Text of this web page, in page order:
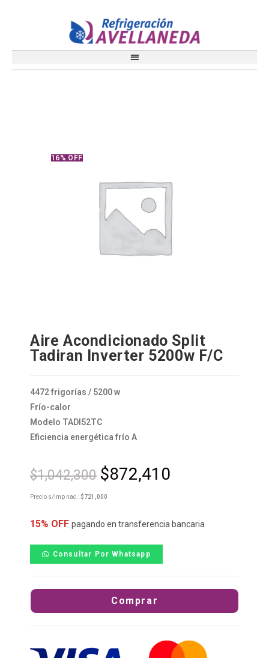
16% OFF
Aire Acondicionado Split
Tadiran Inverter 5200w F/C
4472 frigorías / 5200 w
Frío-calor
Modelo TADI52TC
Eficiencia energética frío A
$1,042,300 $872,410
Precio s/imp nac.:$721,000
15% OFF pagando en transferencia bancaria
Consultar Por Whatsapp
Comprar